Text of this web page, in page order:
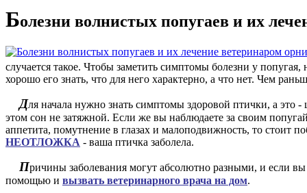
Болезни волнистых попугаев и их
случается такое. Чтобы заметить симптомы болезни у попугая,
хорошо его знать, что для него характерно, а что нет. Чем
Для начала нужно знать симптомы здоровой птички, а это
этом сон не затяжной. Если же вы наблюдаете за своим
аппетита, помутнение в глазах и малоподвижность, то стоит
НЕОТЛОЖКА - ваша птичка заболела.
Причины заболевания могут абсолютно разными, и если вы
помощью и вызвать ветеринарного врача на дом.